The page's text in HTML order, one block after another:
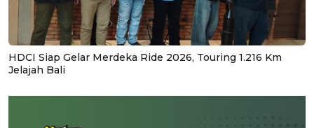
HDCI Siap Gelar Merdeka Ride 2026, Touring 1.216 Km
Jelajah Bali